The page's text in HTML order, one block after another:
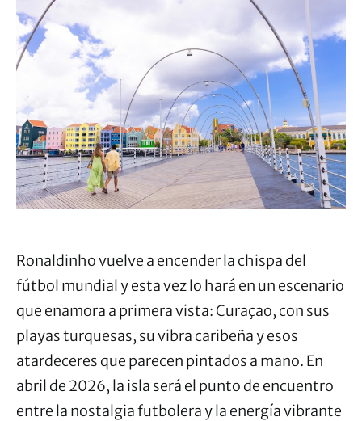
Ronaldinho vuelve a encender la chispa del
fútbol mundial y esta vez lo hará en un escenario
que enamora a primera vista: Curaçao, con sus
playas turquesas, su vibra caribeña y esos
atardeceres que parecen pintados a mano. En
abril de 2026, la isla será el punto de encuentro
entre la nostalgia futbolera y la energía vibrante